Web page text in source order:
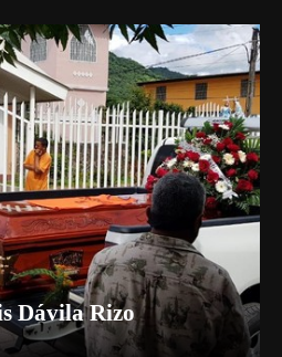
Dávila Rizo